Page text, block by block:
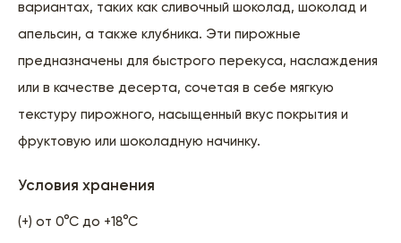
вариантах, таких как сливочный шоколад, шоколад и
апельсин, а также клубника. Эти пирожные
предназначены для быстрого перекуса, наслаждения
или в качестве десерта, сочетая в себе мягкую
текстуру пирожного, насыщенный вкус покрытия и
фруктовую или шоколадную начинку.
Условия хранения
(+) от 0°С до +18°С